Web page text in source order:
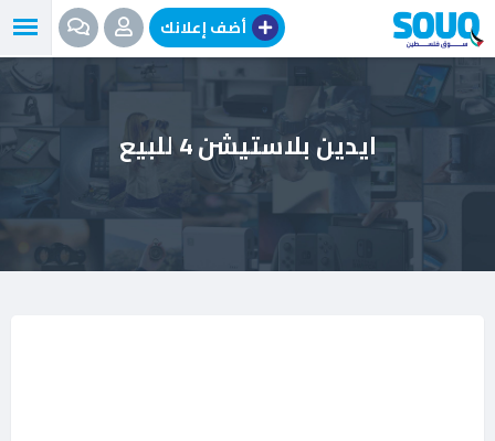
انتقل
إلى
المحتوى
أضف إعلانك
ايدين بلاستيشن 4 للبيع